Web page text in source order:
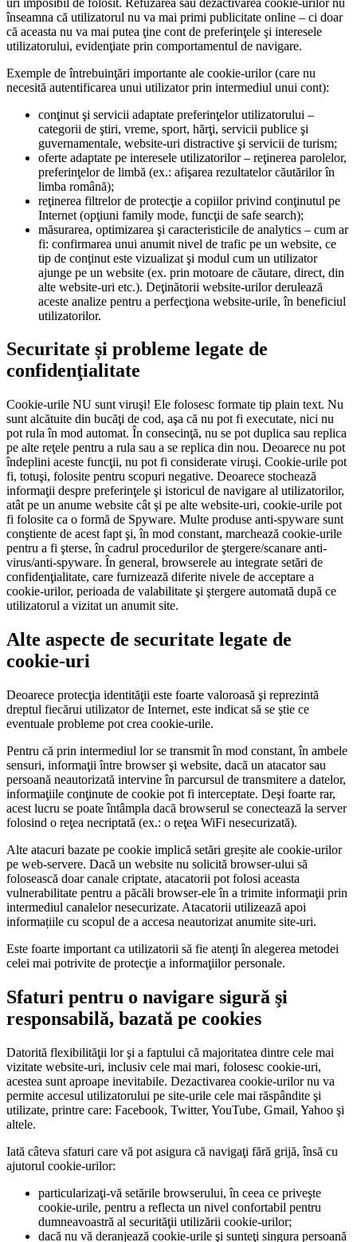
înseamna că utilizatorul nu va mai primi publicitate online – ci doar
că aceasta nu va mai putea ţine cont de preferinţele şi interesele
utilizatorului, evidenţiate prin comportamentul de navigare.
Exemple de întrebuinţări importante ale cookie-urilor (care nu
necesită autentificarea unui utilizator prin intermediul unui cont):
conţinut şi servicii adaptate preferinţelor utilizatorului –
categorii de ştiri, vreme, sport, hărţi, servicii publice şi
guvernamentale, website-uri distractive şi servicii de turism;
oferte adaptate pe interesele utilizatorilor – reţinerea parolelor,
preferinţelor de limbă (ex.: afişarea rezultatelor căutărilor în
limba română);
reţinerea filtrelor de protecţie a copiilor privind conţinutul pe
Internet (opţiuni family mode, funcţii de safe search);
măsurarea, optimizarea şi caracteristicile de analytics – cum ar
fi: confirmarea unui anumit nivel de trafic pe un website, ce
tip de conţinut este vizualizat şi modul cum un utilizator
ajunge pe un website (ex. prin motoare de căutare, direct, din
alte website-uri etc.). Deţinătorii website-urilor derulează
aceste analize pentru a perfecţiona website-urile, în beneficiul
utilizatorilor.
Securitate și probleme legate de
confidenţialitate
Cookie-urile NU sunt viruşi! Ele folosesc formate tip plain text. Nu
sunt alcătuite din bucăţi de cod, aşa că nu pot fi executate, nici nu
pot rula în mod automat. În consecinţă, nu se pot duplica sau replica
pe alte reţele pentru a rula sau a se replica din nou. Deoarece nu pot
îndeplini aceste funcţii, nu pot fi considerate viruşi. Cookie-urile pot
fi, totuşi, folosite pentru scopuri negative. Deoarece stochează
informaţii despre preferinţele şi istoricul de navigare al utilizatorilor,
atât pe un anume website cât şi pe alte website-uri, cookie-urile pot
fi folosite ca o formă de Spyware. Multe produse anti-spyware sunt
conştiente de acest fapt şi, în mod constant, marchează cookie-urile
pentru a fi şterse, în cadrul procedurilor de ştergere/scanare anti-
virus/anti-spyware. În general, browserele au integrate setări de
confidenţialitate, care furnizează diferite nivele de acceptare a
cookie-urilor, perioada de valabilitate şi ştergere automată după ce
utilizatorul a vizitat un anumit site.
Alte aspecte de securitate legate de
cookie-uri
Deoarece protecţia identităţii este foarte valoroasă şi reprezintă
dreptul fiecărui utilizator de Internet, este indicat să se ştie ce
eventuale probleme pot crea cookie-urile.
Pentru că prin intermediul lor se transmit în mod constant, în ambele
sensuri, informaţii între browser şi website, dacă un atacator sau
persoană neautorizată intervine în parcursul de transmitere a datelor,
informaţiile conţinute de cookie pot fi interceptate. Deşi foarte rar,
acest lucru se poate întâmpla dacă browserul se conectează la server
folosind o reţea necriptată (ex.: o reţea WiFi nesecurizată).
Alte atacuri bazate pe cookie implică setări greșite ale cookie-urilor
pe web-servere. Dacă un website nu solicită browser-ului să
folosească doar canale criptate, atacatorii pot folosi aceasta
vulnerabilitate pentru a păcăli browser-ele în a trimite informaţii prin
intermediul canalelor nesecurizate. Atacatorii utilizează apoi
informațiile cu scopul de a accesa neautorizat anumite site-uri.
Este foarte important ca utilizatorii să fie atenţi în alegerea metodei
celei mai potrivite de protecţie a informaţiilor personale.
Sfaturi pentru o navigare sigură şi
responsabilă, bazată pe cookies
Datorită flexibilităţii lor şi a faptului că majoritatea dintre cele mai
vizitate website-uri, inclusiv cele mai mari, folosesc cookie-uri,
acestea sunt aproape inevitabile. Dezactivarea cookie-urilor nu va
permite accesul utilizatorului pe site-urile cele mai răspândite şi
utilizate, printre care: Facebook, Twitter, YouTube, Gmail, Yahoo şi
altele.
Iată câteva sfaturi care vă pot asigura că navigaţi fără grijă, însă cu
ajutorul cookie-urilor:
particularizaţi-vă setările browserului, în ceea ce priveşte
cookie-urile, pentru a reflecta un nivel confortabil pentru
dumneavoastră al securităţii utilizării cookie-urilor;
dacă nu vă deranjează cookie-urile şi sunteţi singura persoană